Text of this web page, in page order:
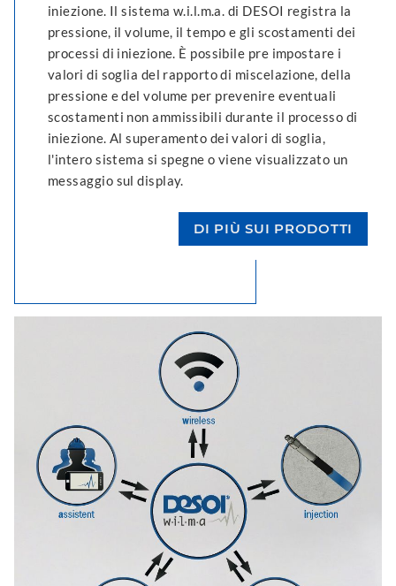
iniezione. Il sistema w.i.l.m.a. di DESOI registra la
pressione, il volume, il tempo e gli scostamenti dei
processi di iniezione. È possibile pre impostare i
valori di soglia del rapporto di miscelazione, della
pressione e del volume per prevenire eventuali
scostamenti non ammissibili durante il processo di
iniezione. Al superamento dei valori di soglia,
l'intero sistema si spegne o viene visualizzato un
messaggio sul display.
DI PIÙ SUI PRODOTTI